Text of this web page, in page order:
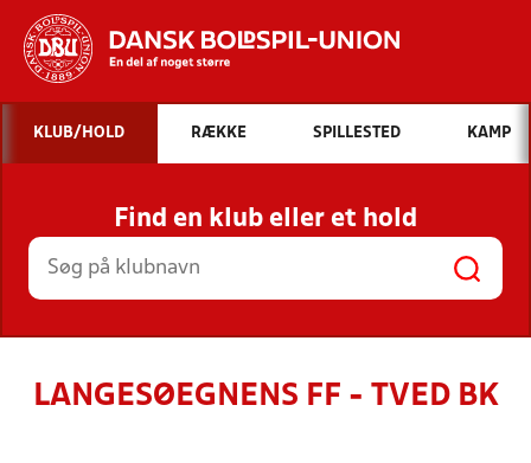
Hvad vil du søge efter?
INDHOLD OG NYHEDER
STILLINGER, RESULTATER, KLUBBER OG
HOLD
KLUB/HOLD RÆKKE SPILLESTED KAMP
Find en klub eller et hold
LANGESØEGNENS FF - TVED BK